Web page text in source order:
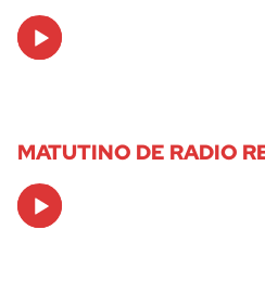
Audio
Player
MATUTINO DE RADIO
Audio
Player